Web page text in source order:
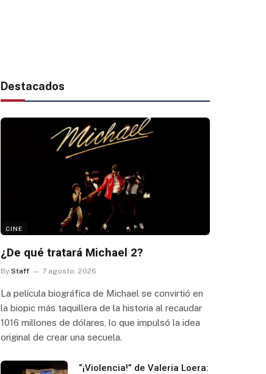
Destacados
CINE
¿De qué tratará Michael 2?
By Staff 7 agosto, 2026
La película biográfica de Michael se convirtió en
la biopic más taquillera de la historia al recaudar
1016 millones de dólares, lo que impulsó la idea
original de crear una secuela.
“¡Violencia!” de Valeria Loera: